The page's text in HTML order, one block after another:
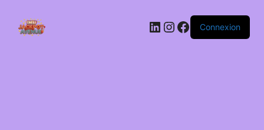
LinkedIn
Instagram
Facebook
Connexion